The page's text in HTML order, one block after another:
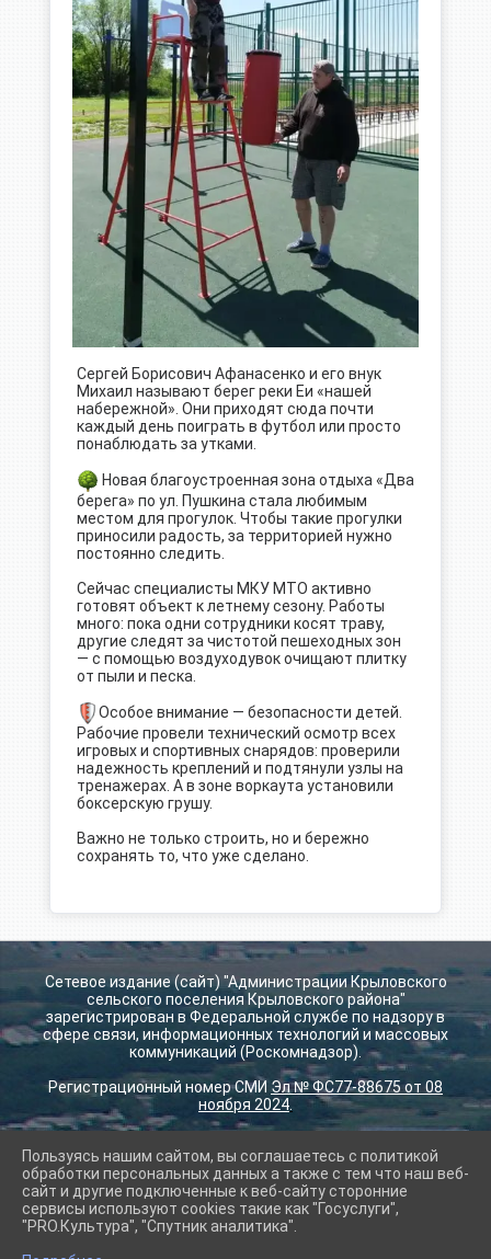
Сергей Борисович Афанасенко и его внук
Михаил называют берег реки Еи «нашей
набережной». Они приходят сюда почти
каждый день поиграть в футбол или просто
понаблюдать за утками.
Новая благоустроенная зона отдыха «Два
берега» по ул. Пушкина стала любимым
местом для прогулок. Чтобы такие прогулки
приносили радость, за территорией нужно
постоянно следить.
Сейчас специалисты МКУ МТО активно
готовят объект к летнему сезону. Работы
много: пока одни сотрудники косят траву,
другие следят за чистотой пешеходных зон
— с помощью воздуходувок очищают плитку
от пыли и песка.
Особое внимание — безопасности детей.
Рабочие провели технический осмотр всех
игровых и спортивных снарядов: проверили
надежность креплений и подтянули узлы на
тренажерах. А в зоне воркаута установили
боксерскую грушу.
Важно не только строить, но и бережно
сохранять то, что уже сделано.
Сетевое издание (сайт) "Администрации Крыловского
сельского поселения Крыловского района"
зарегистрирован в Федеральной службе по надзору в
сфере связи, информационных технологий и массовых
коммуникаций (Роскомнадзор).
Регистрационный номер СМИ Эл № ФС77-88675 от 08
ноября 2024.
2026 г. krilovskay.ru
Вход
Карта сайта
Политика обработки персональных данных
Пользуясь нашим сайтом, вы соглашаетесь с политикой
обработки персональных данных а также с тем что наш веб-
сайт и другие подключенные к веб-сайту сторонние
сервисы используют cookies такие как "Госуслуги",
"PRO.Культура", "Спутник аналитика".